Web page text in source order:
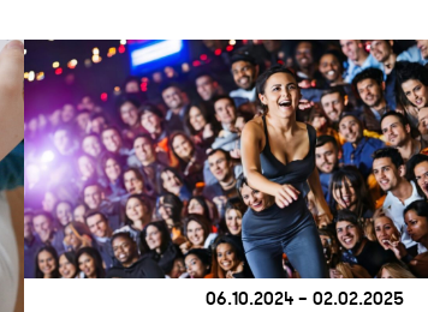
06.10.2024 – 02.02.2025